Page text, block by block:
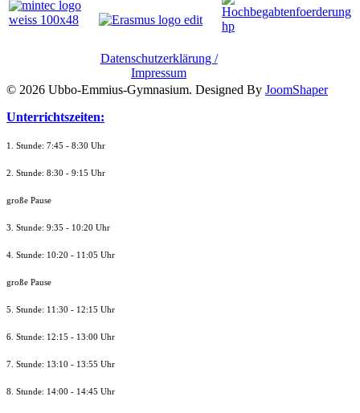
Datenschutzerklärung /
Impressum
© 2026 Ubbo-Emmius-Gymnasium. Designed By JoomShaper
Unterrichtszeiten:
1. Stunde: 7:45 - 8:30 Uhr
2. Stunde: 8:30 - 9:15 Uhr
große Pause
3. Stunde: 9:35 - 10:20 Uhr
4. Stunde: 10:20 - 11:05 Uhr
große Pause
5. Stunde: 11:30 - 12:15 Uhr
6. Stunde: 12:15 - 13:00 Uhr
7. Stunde: 13:10 - 13:55 Uhr
8. Stunde: 14:00 - 14:45 Uhr